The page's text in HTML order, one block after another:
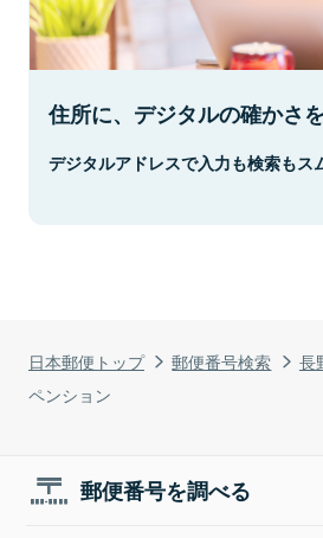
日本郵便トップ 郵便番号検索 長
ペンション
住所に、デジタルの確かさを
デジタルアドレスで入力も検索もス
郵便番号を調べる